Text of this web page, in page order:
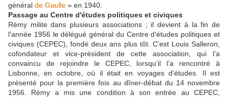
général de Gaulle » en 1940.
Passage au Centre d'études politiques et civiques
Rémy milite dans plusieurs associations ; il devient à la fin de
l'année 1956 le délégué général du Centre d'études politiques et
civiques (CEPEC), fondé deux ans plus tôt. C’est Louis Salleron,
cofondateur et vice-président de cette association, qui l’a
convaincu de rejoindre le CEPEC, lorsqu’il l’a rencontré à
Lisbonne, en octobre, où il était en voyages d’études. Il est
présenté pour la première fois au dîner-débat du 14 novembre
1956. Rémy a mis une condition à son entrée au CEPEC,